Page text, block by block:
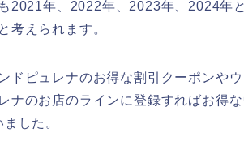
2021年、2022年、2023年、2024年
考えられます。
ドピュレナのお得な割引クーポンや
ナのお店のラインに登録すればお得
した。